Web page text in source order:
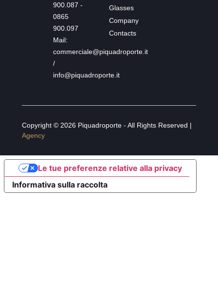
900.087 -
0865
900.097
Mail:
commerciale@piquadroporte.it
/
info@piquadroporte.it
Glasses
Company
Contacts
Copyright © 2026 Piquadroporte - All Rights Reserved |
Agency
Informativa sulla raccolta
Le tue preferenze relative alla privacy